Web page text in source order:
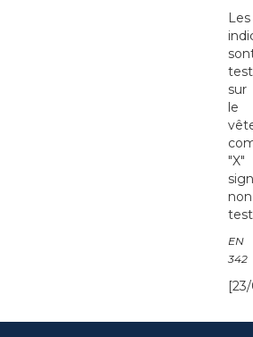
Les
sur
le
"X"
non
EN
342